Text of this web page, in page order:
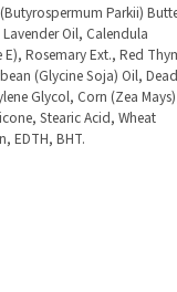
Parkii)
Oil, Calendula
Rosemary Ext., Red
(Glycine Soja) Oil, Dead
Glycol, Corn (Zea Mays)
Stearic Acid, Wheat
EDTH, BHT.